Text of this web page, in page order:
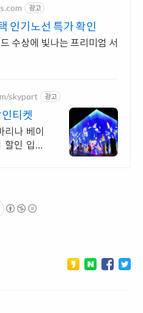
광고
인기노선 특가 확인
수상에 빛나는 프리미엄 서
skyport 광고
티켓
리나 베이
인 입장